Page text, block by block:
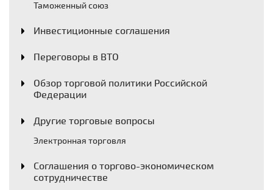
Таможенный союз
Инвестиционные соглашения
Переговоры в ВТО
Обзор торговой политики Российской
Федерации
Другие торговые вопросы
Электронная торговля
Соглашения о торгово-экономическом
сотрудничестве